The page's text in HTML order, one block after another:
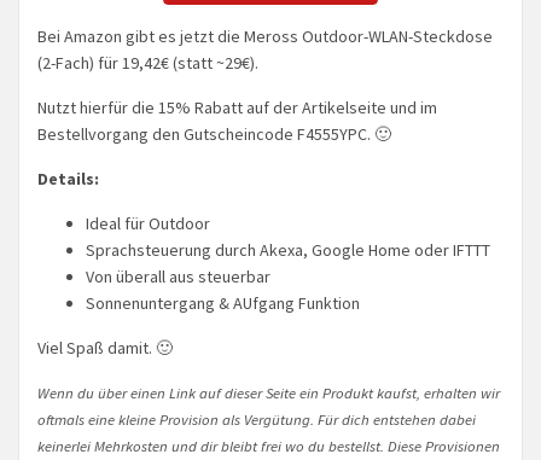
Bei Amazon gibt es jetzt die Meross Outdoor-WLAN-Steckdose
(2-Fach) für 19,42€ (statt ~29€).
Nutzt hierfür die 15% Rabatt auf der Artikelseite und im
Bestellvorgang den Gutscheincode F4555YPC. 🙂
Details:
Ideal für Outdoor
Sprachsteuerung durch Akexa, Google Home oder IFTTT
Von überall aus steuerbar
Sonnenuntergang & AUfgang Funktion
Viel Spaß damit. 🙂
Wenn du über einen Link auf dieser Seite ein Produkt kaufst, erhalten wir
oftmals eine kleine Provision als Vergütung. Für dich entstehen dabei
keinerlei Mehrkosten und dir bleibt frei wo du bestellst. Diese Provisionen